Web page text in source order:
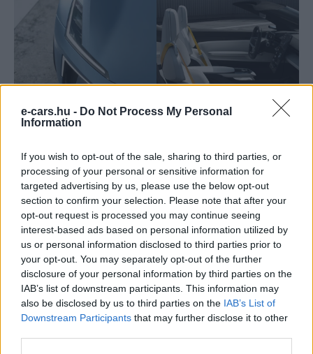
e-cars.hu - Do Not Process My Personal
Information
If you wish to opt-out of the sale, sharing to third parties, or
processing of your personal or sensitive information for
targeted advertising by us, please use the below opt-out
section to confirm your selection. Please note that after your
opt-out request is processed you may continue seeing
interest-based ads based on personal information utilized by
us or personal information disclosed to third parties prior to
your opt-out. You may separately opt-out of the further
disclosure of your personal information by third parties on the
IAB’s list of downstream participants. This information may
also be disclosed by us to third parties on the IAB’s List of
Downstream Participants that may further disclose it to other